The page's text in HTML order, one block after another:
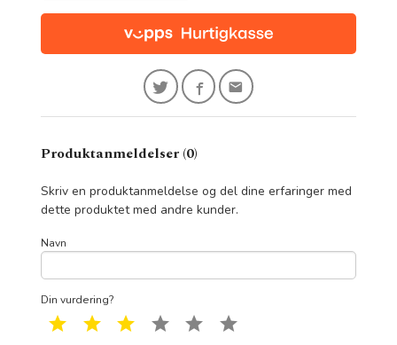
Produktanmeldelser (0)
Skriv en produktanmeldelse og del dine erfaringer med
dette produktet med andre kunder.
Navn
Din vurdering?
1 star 2 star 3 star 4 star 5 star